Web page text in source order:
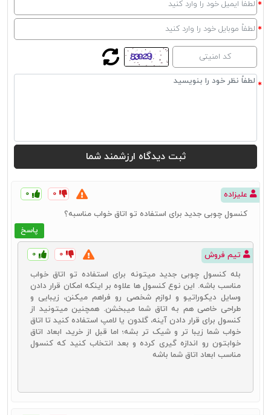
علیزاده ۰ ۰
پاسخ
کنسول چوبی جدید برای استفاده تو اتاق خواب مناسبه؟
تیم فروش ۰ ۰
بله کنسول چوبی جدید میتونه برای استفاده تو اتاق خواب
مناسب باشه. این نوع کنسول‌ ها علاوه بر اینکه امکان قرار دادن
وسایل دیکوراتیو و لوازم شخصی رو فراهم میکنن، زیبایی و
طراحی خاصی هم به اتاق شما میبخشن. همچنین میتونید از
کنسول برای قرار دادن آینه، گلدون یا لامپ استفاده کنید تا اتاق
خواب شما زیبا تر و شیک‌ تر بشه؛ اما قبل از خرید، ابعاد اتاق
خوابتون رو اندازه‌ گیری کرده و بعد انتخاب کنید که کنسول
مناسب ابعاد اتاق شما باشه